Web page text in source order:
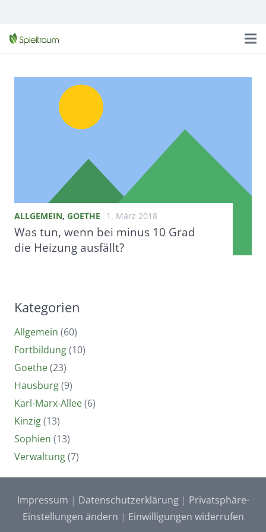
ALLGEMEIN, GOETHE 1. März 2018
Was tun, wenn bei minus 10 Grad
die Heizung ausfällt?
Kategorien
Allgemein (60)
Fortbildung(10)
Goethe(23)
Hausburg(9)
Karl-Marx-Allee(6)
Kinzig(13)
Sophien (13)
Verwaltung(7)
Impressum | Datenschutzerklärung| Privatsphäre-
Einstellungen ändern | Einwilligungen widerrufen